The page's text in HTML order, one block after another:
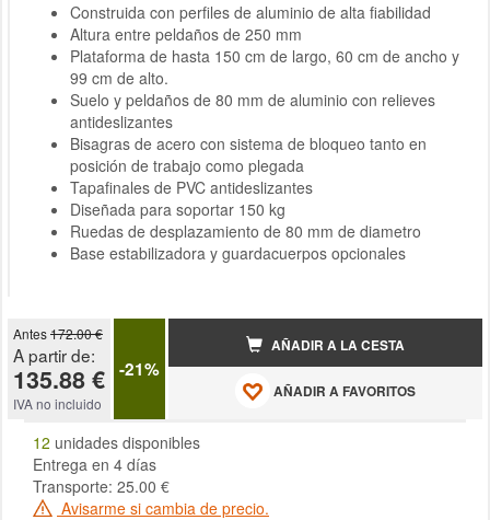
Construida con perfiles de aluminio de alta fiabilidad
Altura entre peldaños de 250 mm
Plataforma de hasta 150 cm de largo, 60 cm de ancho y
99 cm de alto.
Suelo y peldaños de 80 mm de aluminio con relieves
antideslizantes
Bisagras de acero con sistema de bloqueo tanto en
posición de trabajo como plegada
Tapafinales de PVC antideslizantes
Diseñada para soportar 150 kg
Ruedas de desplazamiento de 80 mm de diametro
Base estabilizadora y guardacuerpos opcionales
Antes172.00 €
A partir de:
135.88 €
IVA no incluido
-21%
AÑADIR A LA CESTA
AÑADIR A FAVORITOS
12 unidades disponibles
Entrega en 4 días
Transporte: 25.00 €
Avisarme si cambia de precio.